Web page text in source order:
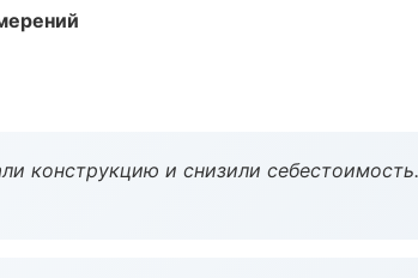
конструкцию и снизили себестоимость.